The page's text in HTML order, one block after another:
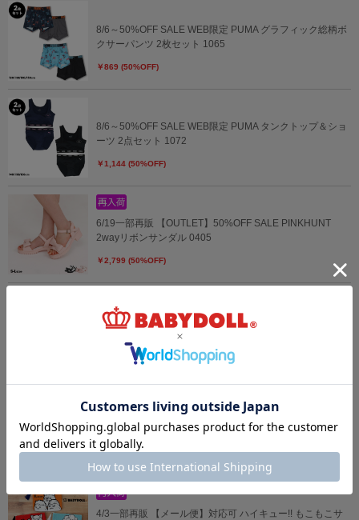
8/6～50%OFF SALE WEB限定 PUMA グラフィック総柄ボ
クサーパンツ 2枚セット 1065
￥869 (50%OFF)
8/6～50%OFF SALE WEB限定 PUMA タンクトップ＆ショ
ーツ 2点セット 1072
￥1,144 (50%OFF)
6/19一部再販 【OUTLET】50%OFF SALE PINKHUNT
2wayリボンサンダル 0405
￥2,799 (50%OFF)
【OUTLET】50%OFF SALE PINKHUNT スニーカーソール
バレエサンダル 0406
￥3,129 (50%OFF)
8/6～50%OFF SALE サンリオ 耳立体キャラクターポーチ
9574
￥1,210 (50%OFF)
4/3一部再販 【メール便】対応可 ハイキュー!! もこもこサ